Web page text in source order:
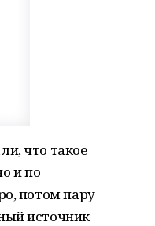
что такое
и по
потом пару
источник